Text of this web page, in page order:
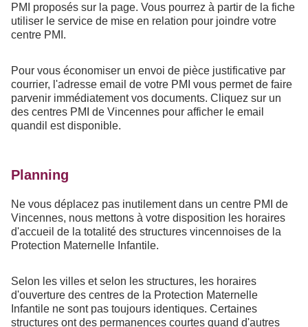
PMI proposés sur la page. Vous pourrez à partir de la fiche
utiliser le service de mise en relation pour joindre votre
centre PMI.
Pour vous économiser un envoi de pièce justificative par
courrier, l'adresse email de votre PMI vous permet de faire
parvenir immédiatement vos documents. Cliquez sur un
des centres PMI de Vincennes pour afficher le email
quandil est disponible.
Planning
Ne vous déplacez pas inutilement dans un centre PMI de
Vincennes, nous mettons à votre disposition les horaires
d'accueil de la totalité des structures vincennoises de la
Protection Maternelle Infantile.
Selon les villes et selon les structures, les horaires
d'ouverture des centres de la Protection Maternelle
Infantile ne sont pas toujours identiques. Certaines
structures ont des permanences courtes quand d'autres